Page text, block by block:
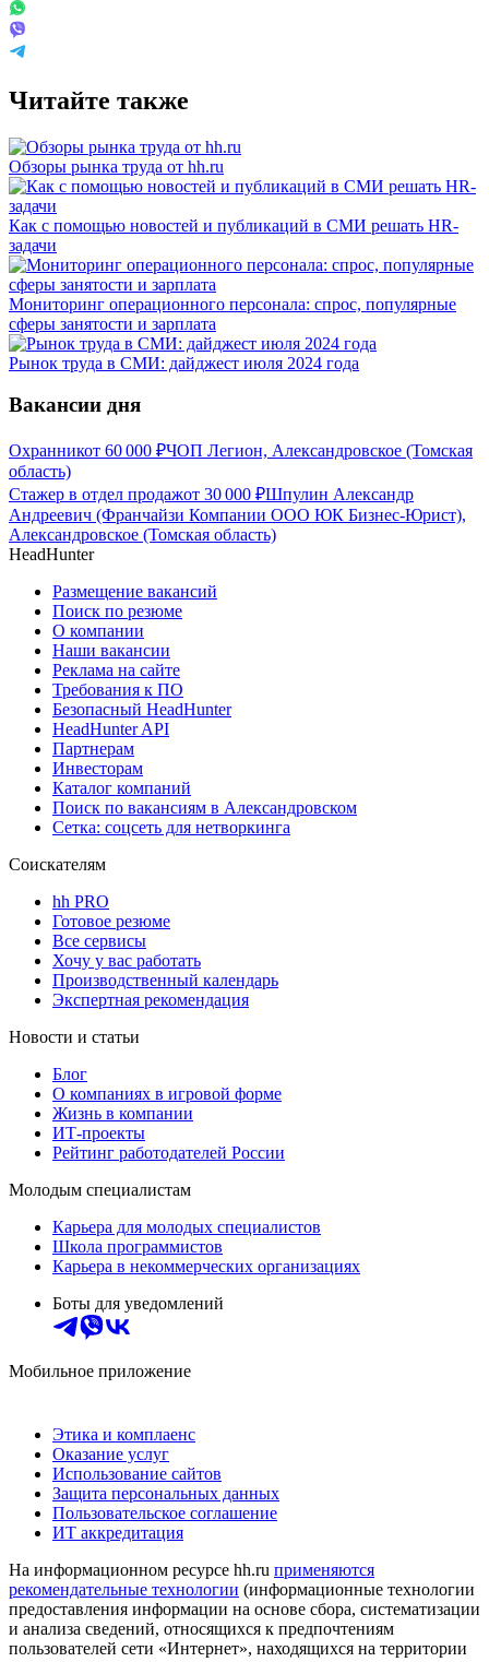
Читайте также
Обзоры рынка труда от hh.ru
Как с помощью новостей и публикаций в СМИ решать HR-
задачи
Мониторинг операционного персонала: спрос, популярные
сферы занятости и зарплата
Рынок труда в СМИ: дайджест июля 2024 года
Вакансии дня
Охранникот 60 000 ₽ЧОП Легион, Александровское (Томская
область)
Стажер в отдел продажот 30 000 ₽Шпулин Александр
Андреевич (Франчайзи Компании ООО ЮК Бизнес-Юрист),
Александровское (Томская область)
HeadHunter
Размещение вакансий
Поиск по резюме
О компании
Наши вакансии
Реклама на сайте
Требования к ПО
Безопасный HeadHunter
HeadHunter API
Партнерам
Инвесторам
Каталог компаний
Поиск по вакансиям в Александровском
Сетка: соцсеть для нетворкинга
Соискателям
hh PRO
Готовое резюме
Все сервисы
Хочу у вас работать
Производственный календарь
Экспертная рекомендация
Новости и статьи
Блог
О компаниях в игровой форме
Жизнь в компании
ИТ-проекты
Рейтинг работодателей России
Молодым специалистам
Карьера для молодых специалистов
Школа программистов
Карьера в некоммерческих организациях
Боты для уведомлений
Мобильное приложение
Этика и комплаенс
Оказание услуг
Использование сайтов
Защита персональных данных
Пользовательское соглашение
ИТ аккредитация
На информационном ресурсе hh.ru применяются
рекомендательные технологии (информационные технологии
предоставления информации на основе сбора, систематизации
и анализа сведений, относящихся к предпочтениям
пользователей сети «Интернет», находящихся на территории